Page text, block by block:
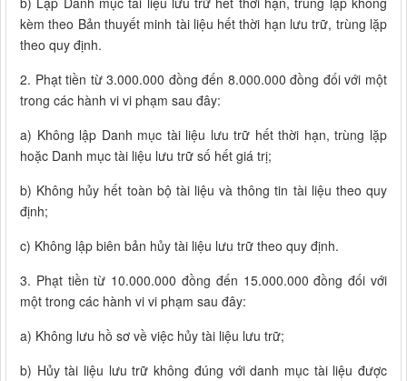
kèm theo Bản thuyết minh tài liệu hết thời hạn lưu trữ, trùng lặp
theo quy định.
2. Phạt tiền từ 3.000.000 đồng đến 8.000.000 đồng đối với một
trong các hành vi vi phạm sau đây:
a) Không lập Danh mục tài liệu lưu trữ hết thời hạn, trùng lặp
hoặc Danh mục tài liệu lưu trữ số hết giá trị;
b) Không hủy hết toàn bộ tài liệu và thông tin tài liệu theo quy
định;
c) Không lập biên bản hủy tài liệu lưu trữ theo quy định.
3. Phạt tiền từ 10.000.000 đồng đến 15.000.000 đồng đối với
một trong các hành vi vi phạm sau đây:
a) Không lưu hồ sơ về việc hủy tài liệu lưu trữ;
b) Hủy tài liệu lưu trữ không đúng với danh mục tài liệu được